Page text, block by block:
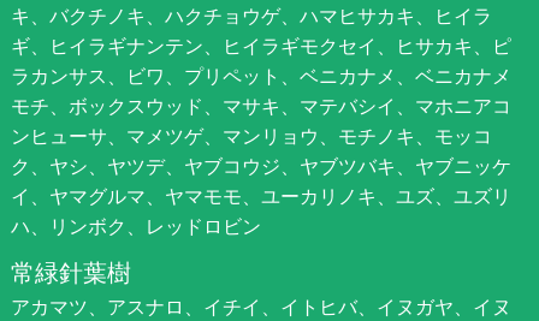
キ、バクチノキ、ハクチョウゲ、ハマヒサカキ、ヒイラ
ギ、ヒイラギナンテン、ヒイラギモクセイ、ヒサカキ、ピ
ラカンサス、ビワ、プリペット、ベニカナメ、ベニカナメ
モチ、ボックスウッド、マサキ、マテバシイ、マホニアコ
ンヒューサ、マメツゲ、マンリョウ、モチノキ、モッコ
ク、ヤシ、ヤツデ、ヤブコウジ、ヤブツバキ、ヤブニッケ
イ、ヤマグルマ、ヤマモモ、ユーカリノキ、ユズ、ユズリ
ハ、リンボク、レッドロビン
常緑針葉樹
アカマツ、アスナロ、イチイ、イトヒバ、イヌガヤ、イヌ